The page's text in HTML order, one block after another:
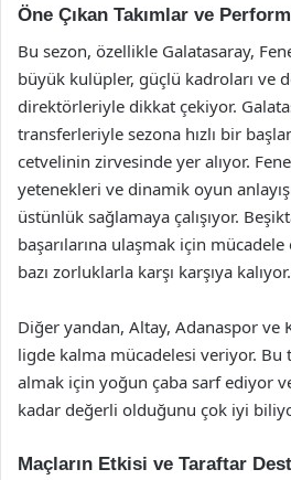
Öne Çıkan Takımlar ve
Bu sezon, özellikle Galatasaray,
büyük kulüpler, güçlü kadroları ve
direktörleriyle dikkat çekiyor.
transferleriyle sezona hızlı bir
cetvelinin zirvesinde yer alıyor.
yetenekleri ve dinamik oyun
üstünlük sağlamaya çalışıyor.
başarılarına ulaşmak için
bazı zorluklarla karşı karşıya kalıyor.
Diğer yandan, Altay, Adanaspor ve
ligde kalma mücadelesi veriyor. Bu
almak için yoğun çaba sarf ediyor
kadar değerli olduğunu çok iyi
Maçların Etkisi ve Taraftar